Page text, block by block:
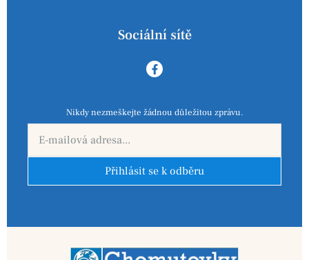
Sociální sítě
Nikdy nezmeškejte žádnou důležitou zprávu.
Přihlásit se k odběru